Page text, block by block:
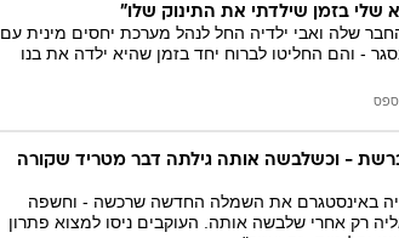
בזמן שילדתי את התינוק שלו"
שלה ואבי ילדיה החל לנהל מערכת יחסים מינית עם
- והם החליטו לברוח יחד בזמן שהיא ילדה את בנו
- וכשלבשה אותה גילתה דבר מטריד שקורה
באינסטגרם את השמלה החדשה שרכשה - וחשפה
רק אחרי שלבשה אותה. העוקבים ניסו למצוא פתרון